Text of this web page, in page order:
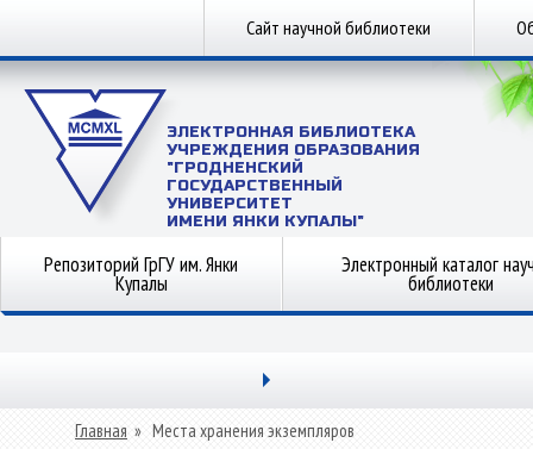
Сайт научной библиотеки
ЭЛЕКТРОННАЯ БИБЛИОТЕКА
УЧРЕЖДЕНИЯ ОБРАЗОВАНИЯ
"ГРОДНЕНСКИЙ
ГОСУДАРСТВЕННЫЙ
УНИВЕРСИТЕТ
ИМЕНИ ЯНКИ КУПАЛЫ"
Репозиторий ГрГУ им. Янки
Купалы
Электронный каталог
библиотеки
Главная » Места хранения экземпляров